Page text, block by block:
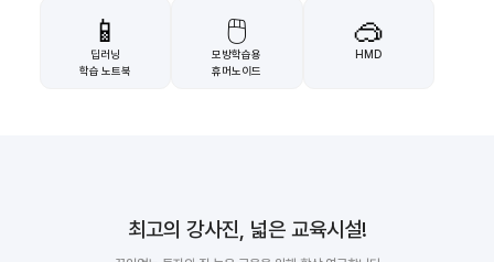
📱
딥러닝
학습 노트북
🖱️
모방학습용
휴머노이드
🥽
HMD
최고의 강사진, 넓은 교육시설!